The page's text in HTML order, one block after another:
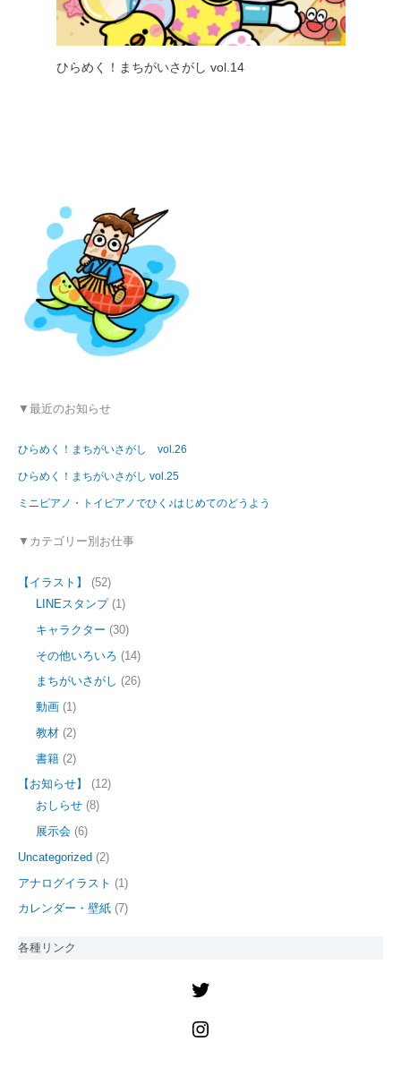
ひらめく！まちがいさがし vol.14
▼最近のお知らせ
ひらめく！まちがいさがし vol.26
ひらめく！まちがいさがし vol.25
ミニピアノ・トイピアノでひく♪はじめてのどうよう
▼カテゴリー別お仕事
【イラスト】
(52)
LINEスタンプ(1)
キャラクター (30)
その他いろいろ (14)
まちがいさがし (26)
動画 (1)
教材 (2)
書籍 (2)
【お知らせ】
(12)
おしらせ (8)
展示会 (6)
Uncategorized (2)
アナログイラスト (1)
カレンダー・壁紙 (7)
各種リンク